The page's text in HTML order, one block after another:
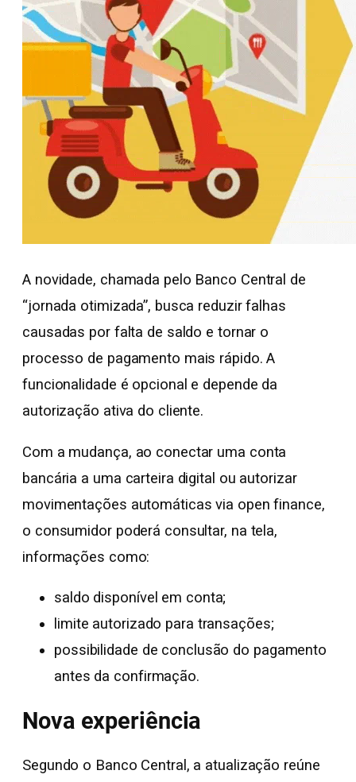
A novidade, chamada pelo Banco Central de
“jornada otimizada”, busca reduzir falhas
causadas por falta de saldo e tornar o
processo de pagamento mais rápido. A
funcionalidade é opcional e depende da
autorização ativa do cliente.
Com a mudança, ao conectar uma conta
bancária a uma carteira digital ou autorizar
movimentações automáticas via open finance,
o consumidor poderá consultar, na tela,
informações como:
saldo disponível em conta;
limite autorizado para transações;
possibilidade de conclusão do pagamento
antes da confirmação.
Nova experiência
Segundo o Banco Central, a atualização reúne